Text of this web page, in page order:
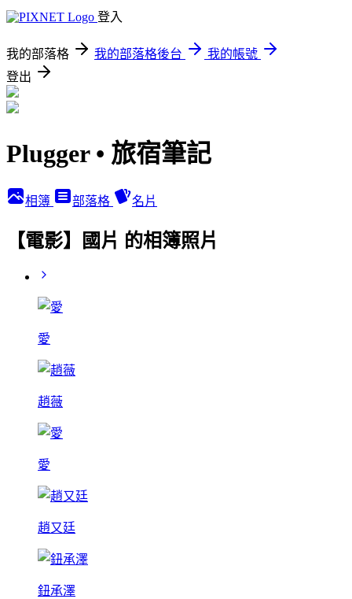
登入
我的部落格 我的部落格後台
我的帳號
登出
Plugger • 旅宿筆記
相簿 部落格 名片
【電影】國片 的相簿照片
愛
趙薇
愛
趙又廷
鈕承澤